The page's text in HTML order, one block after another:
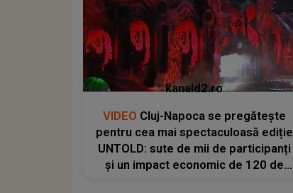
kanald2.ro
VIDEO Cluj-Napoca se pregătește
pentru cea mai spectaculoasă ediție
UNTOLD: sute de mii de participanți
și un impact economic de 120 de